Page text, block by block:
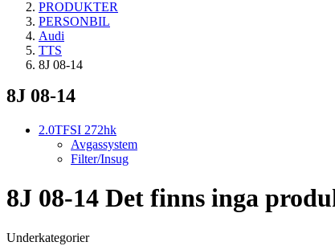
PRODUKTER
PERSONBIL
Audi
TTS
8J 08-14
8J 08-14
2.0TFSI 272hk
Avgassystem
Filter/Insug
8J 08-14 Det finns inga
Underkategorier